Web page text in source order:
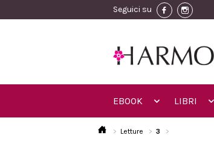
Seguici su
EBOOK LIBRI
Letture 3